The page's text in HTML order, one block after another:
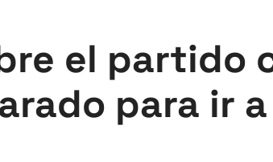
el partido
para ir